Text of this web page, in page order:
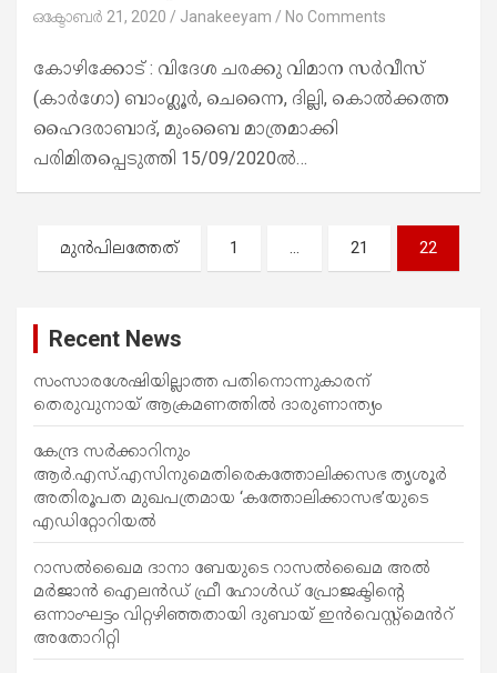
ഒക്ടോബർ 21, 2020 Janakeeyam No Comments
കോഴിക്കോട് : വിദേശ ചരക്കു വിമാന സർവീസ്
(കാർഗോ) ബാംഗ്ലൂർ, ചെന്നൈ, ദില്ലി, കൊൽക്കത്ത
ഹൈദരാബാദ്, മുംബൈ മാത്രമാക്കി
പരിമിതപ്പെടുത്തി 15/09/2020ൽ…
പോ
സ്റ്റു
ളി
ലൂ
ടെ
മുന്‍പിലത്തേത് 1 … 21 22
Recent News
സംസാരശേഷിയില്ലാത്ത പതിനൊന്നുകാരന്
തെരുവുനായ് ആക്രമണത്തില്‍ ദാരുണാന്ത്യം
കേന്ദ്ര സർക്കാറിനും
ആർ.എസ്.എസിനുമെതിരെകത്തോലിക്കസഭ തൃശൂർ
അതിരൂപത മുഖപത്രമായ ‘കത്തോലിക്കാസഭ’യുടെ
എഡിറ്റോറിയൽ
റാസൽഖൈമ ദാനാ ബേയുടെ റാസൽഖൈമ അൽ
മർജാൻ ഐലൻഡ് ഫ്രീ ഹോൾഡ് പ്രോജക്ടിന്റെ
ഒന്നാംഘട്ടം വിറ്റഴിഞ്ഞതായി ദുബായ് ഇൻവെസ്റ്റ്‌മെൻറ്
അതോറിറ്റി